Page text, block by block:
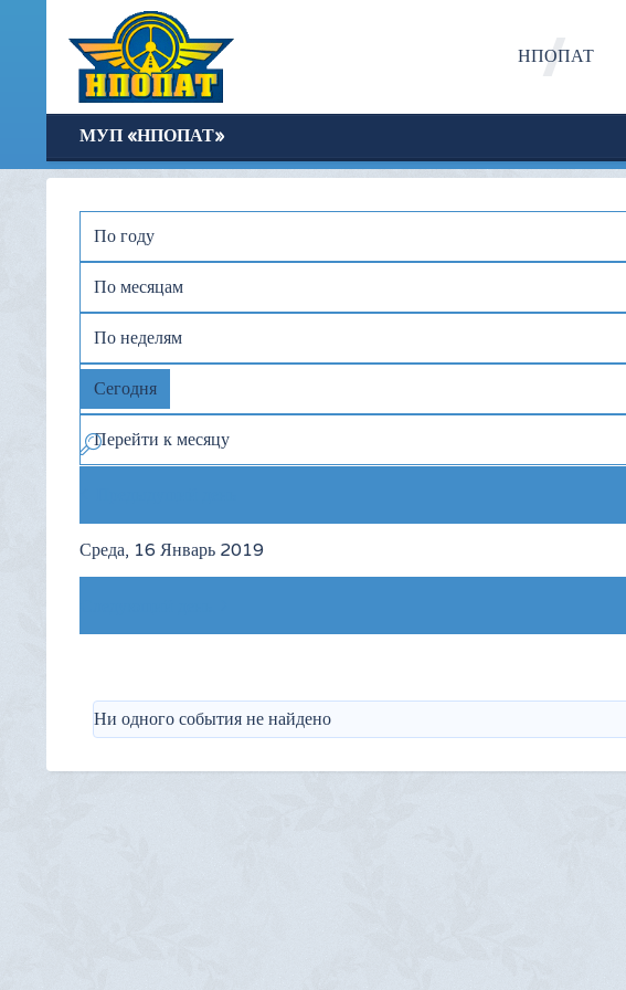
НПОПАТ
МУП «НПОПАТ»
По году
По месяцам
По неделям
Сегодня
Перейти к месяцу
Среда, 16 Январь 2019
Ни одного события не найдено